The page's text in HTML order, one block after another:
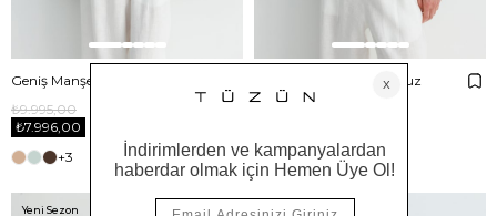
Geniş Manşetli Keten Bluz
₺7.996,00
₺9.995,00
+3
Geniş Manşetli Keten Bluz
+3
Yeni Sezon Yeni Sezon